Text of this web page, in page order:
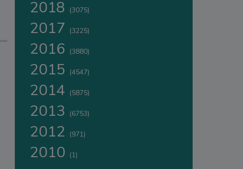
2018 (3075)
2017 (3225)
2016 (3880)
2015 (4547)
2014 (5875)
2013 (6753)
2012 (971)
2010 (1)